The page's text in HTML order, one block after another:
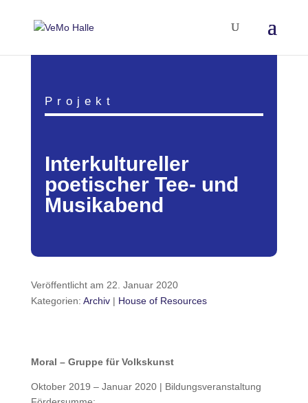
Projekt
Interkultureller
poetischer Tee- und
Musikabend
Veröffentlicht am 22. Januar 2020
Kategorien: Archiv| House of Resources
Moral – Gruppe für Volkskunst
Oktober 2019 – Januar 2020 | Bildungsveranstaltung